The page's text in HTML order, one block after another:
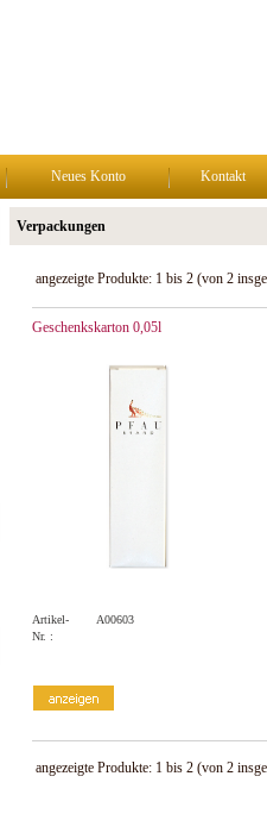
Neues Konto Kontakt
Verpackungen
angezeigte Produkte: 1 bis 2 (von 2
Geschenkskarton 0,05l
Artikel-
Nr. :
A00603
angezeigte Produkte: 1 bis 2 (von 2